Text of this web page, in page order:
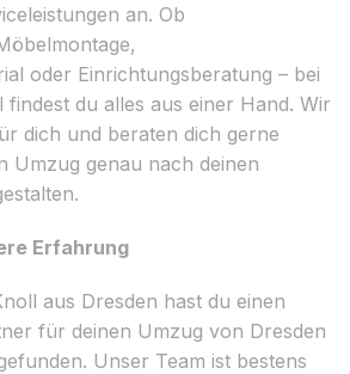
an. Ob
oder Einrichtungsberatung – bei
du alles aus einer Hand. Wir
dich und beraten dich gerne
Umzug genau nach deinen
Erfahrung
aus Dresden hast du einen
für deinen Umzug von Dresden
Unser Team ist bestens